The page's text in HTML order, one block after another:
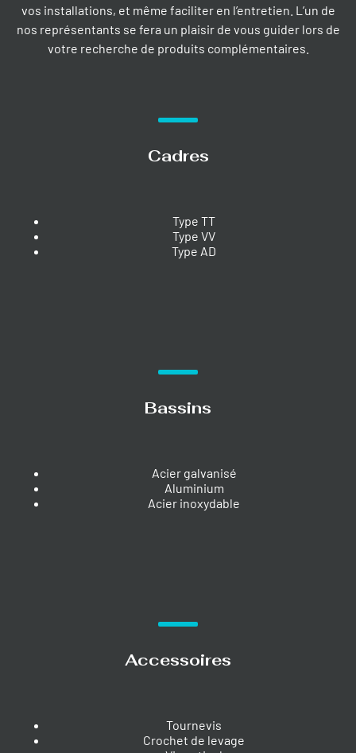
vos installations, et même faciliter en l’entretien. L’un de
nos représentants se fera un plaisir de vous guider lors de
votre recherche de produits complémentaires.
Cadres
Type TT
Type VV
Type AD
Bassins
Acier galvanisé
Aluminium
Acier inoxydable
Accessoires
Tournevis
Crochet de levage